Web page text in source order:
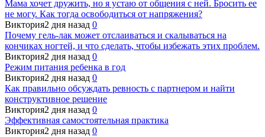
Мама хочет дружить, но я устаю от общения с ней. Бросить ее
не могу. Как тогда освободиться от напряжения?
Виктория2 дня назад 0
Почему гель-лак может отслаиваться и скалываться на
кончиках ногтей, и что сделать, чтобы избежать этих проблем.
Виктория2 дня назад 0
Режим питания ребенка в год
Виктория2 дня назад 0
Как правильно обсуждать ревность с партнером и найти
конструктивное решение
Виктория2 дня назад 0
Эффективная самостоятельная практика
Виктория2 дня назад 0